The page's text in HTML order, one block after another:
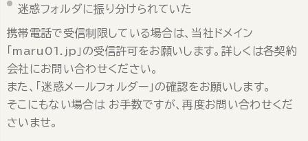
迷惑フォルダに振り分けられていた
携帯電話で受信制限している場合は、当社ドメイン
「maru01.jp」の受信許可をお願いします。詳しくは各契約
会社にお問い合わせください。
また、「迷惑メールフォルダー」の確認をお願いします。
そこにもない場合は お手数ですが、再度お問い合わせくだ
さいませ。